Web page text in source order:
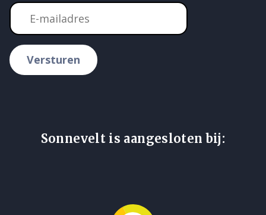
Versturen
Sonnevelt is aangesloten bij: